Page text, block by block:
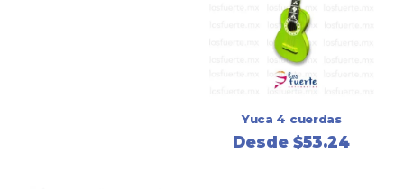
Yuca 4 cuerdas
Desde$53.24